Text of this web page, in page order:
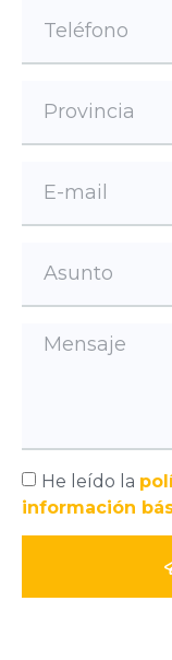
He leído la
información